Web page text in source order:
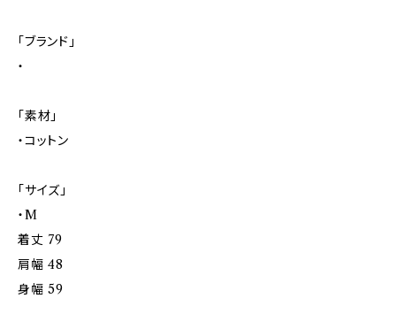
「ブランド」
・
「素材」
・コットン
「サイズ」
・M
着丈 79
肩幅 48
身幅 59